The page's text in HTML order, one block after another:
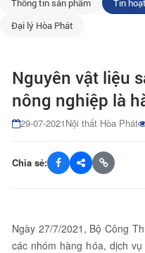
Thông tin sản phẩm Tin
Đại lý Hòa Phát
Nguyên vật liệu
nông nghiệp là
29-07-2021Nội thất Hòa Phát
Chia sẻ:
Ngày 27/7/2021, Bộ Công
các nhóm hàng hóa, dịch